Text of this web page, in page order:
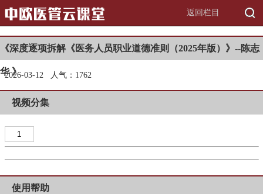
返回栏目
《深度逐项拆解《医务人员职业道德准则（2025年版）》--陈志
华 》
2026-03-12 人气：1 762
视频分集
1
使用帮助